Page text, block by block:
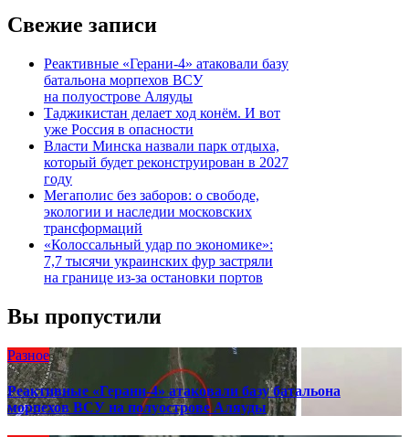
Свежие записи
Реактивные «Герани-4» атаковали базу
батальона морпехов ВСУ
на полуострове Аляуды
Таджикистан делает ход конём. И вот
уже Россия в опасности
Власти Минска назвали парк отдыха,
который будет реконструирован в 2027
году
Мегаполис без заборов: о свободе,
экологии и наследии московских
трансформаций
«Колоссальный удар по экономике»:
7,7 тысячи украинских фур застряли
на границе из-за остановки портов
Вы пропустили
Разное
Реактивные «Герани-4» атаковали базу батальона
морпехов ВСУ на полуострове Аляуды